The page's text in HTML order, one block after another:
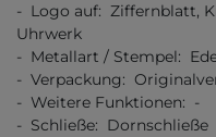
- Logo auf: Ziffernblatt,
Uhrwerk
- Metallart / Stempel:
- Verpackung:
- Weitere Funktionen: -
- Schließe: Dornschließe